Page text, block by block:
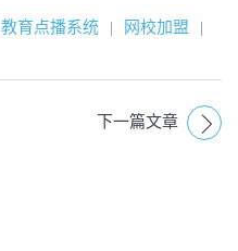
教育点播系统 | 网校加盟
|
下一篇文章